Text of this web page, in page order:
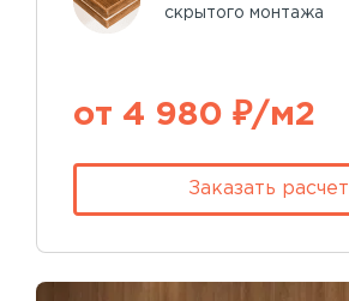
скрытого монтажа
от 4 980 ₽/м2
Заказать расчет